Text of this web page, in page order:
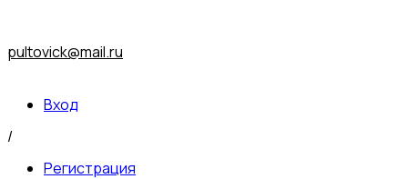
pultovick@mail.ru
Вход
/
Регистрация